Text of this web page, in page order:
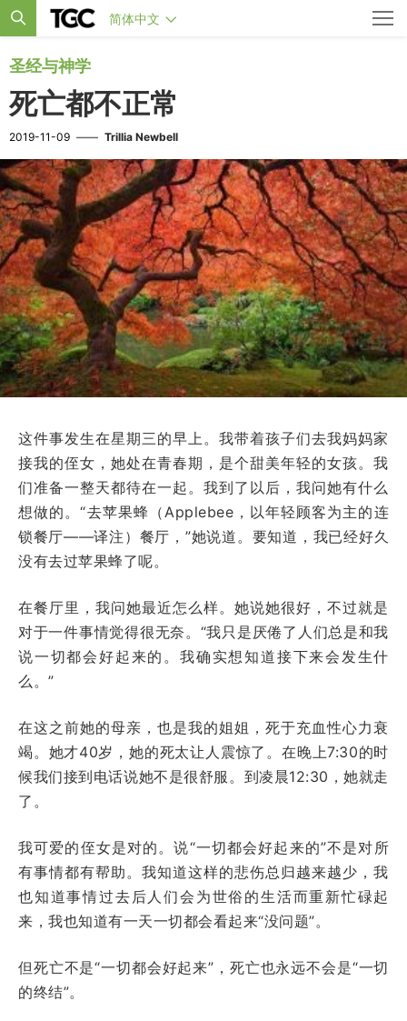
简体中文
圣经与神学
死亡都不正常
2019-11-09 —— Trillia Newbell
这件事发生在星期三的早上。我带着孩子们去我妈妈家
接我的侄女，她处在青春期，是个甜美年轻的女孩。我
们准备一整天都待在一起。我到了以后，我问她有什么
想做的。“去苹果蜂（Applebee，以年轻顾客为主的连
锁餐厅——译注）餐厅，”她说道。要知道，我已经好久
没有去过苹果蜂了呢。
在餐厅里，我问她最近怎么样。她说她很好，不过就是
对于一件事情觉得很无奈。“我只是厌倦了人们总是和我
说一切都会好起来的。我确实想知道接下来会发生什
么。”
在这之前她的母亲，也是我的姐姐，死于充血性心力衰
竭。她才40岁，她的死太让人震惊了。在晚上7:30的时
候我们接到电话说她不是很舒服。到凌晨12:30，她就走
了。
我可爱的侄女是对的。说“一切都会好起来的”不是对所
有事情都有帮助。我知道这样的悲伤总归越来越少，我
也知道事情过去后人们会为世俗的生活而重新忙碌起
来，我也知道有一天一切都会看起来“没问题”。
但死亡不是“一切都会好起来”，死亡也永远不会是“一切
的终结”。